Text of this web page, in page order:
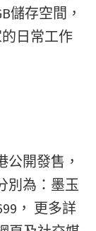
儲存空間，
日常工作
公開發售，
別為：墨玉
， 更多詳